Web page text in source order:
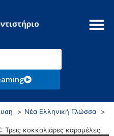
Νέα Ελληνική Γλώσσα
Τρεις κοκκαλιάρες καραμέλες